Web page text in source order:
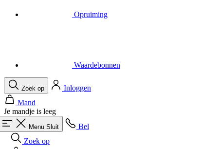
Je mandje is leeg
Menu Sluit
Bel
Zoek op
Mand